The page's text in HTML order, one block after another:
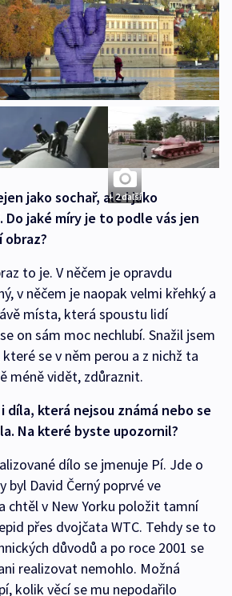
+ 2 další
jako sochař, ale i jako
jaké míry je to podle vás jen
obraz?
to je. V něčem je opravdu
v něčem je naopak velmi křehký a
místa, která spoustu lidí
on sám moc nechlubí. Snažil jsem
se v něm perou a z nichž ta
méně vidět, zdůraznit.
díla, která nejsou známá nebo se
Na které byste upozornil?
dílo se jmenuje Pí. Jde o
byl David Černý poprvé ve
chtěl v New Yorku položit tamní
přes dvojčata WTC. Tehdy se to
důvodů a po roce 2001 se
realizovat nemohlo. Možná
kolik věcí se mu nepodařilo